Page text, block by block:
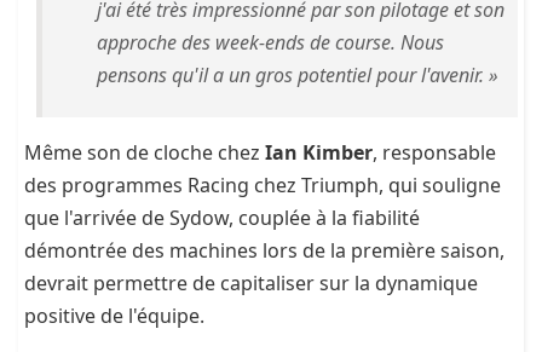
j'ai été très impressionné par son pilotage et son
approche des week-ends de course. Nous
pensons qu'il a un gros potentiel pour l'avenir. »
Même son de cloche chez Ian Kimber, responsable
des programmes Racing chez Triumph, qui souligne
que l'arrivée de Sydow, couplée à la fiabilité
démontrée des machines lors de la première saison,
devrait permettre de capitaliser sur la dynamique
positive de l'équipe.